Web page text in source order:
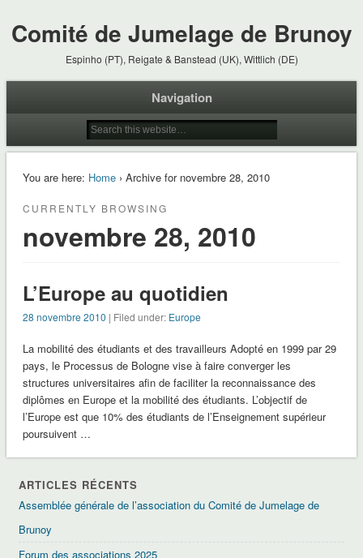
Comité de Jumelage de Brunoy
Espinho (PT), Reigate & Banstead (UK), Wittlich (DE)
Navigation
You are here: Home› Archive for novembre 28, 2010
CURRENTLY BROWSING
novembre 28, 2010
L’Europe au quotidien
28 novembre 2010 | Filed under: Europe
La mobilité des étudiants et des travailleurs Adopté en 1999 par 29
pays, le Processus de Bologne vise à faire converger les
structures universitaires afin de faciliter la reconnaissance des
diplômes en Europe et la mobilité des étudiants. L’objectif de
l’Europe est que 10% des étudiants de l’Enseignement supérieur
poursuivent …
ARTICLES RÉCENTS
Assemblée générale de l’association du Comité de Jumelage de
Brunoy
Forum des associations 2025